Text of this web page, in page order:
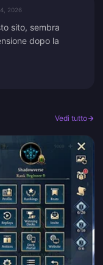
2026
sito, sembra
dopo la
Vedi tutto